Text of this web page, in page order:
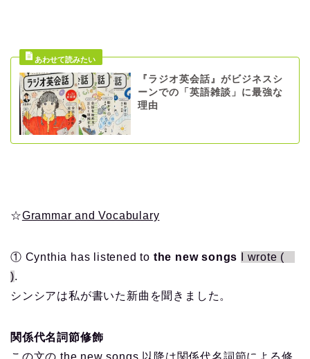
『ラジオ英会話』がビジネスシ
ーンでの「英語雑談」に最強な
理由
☆Grammar and Vocabulary
① Cynthia has listened to the new songs
I wrote (
).
シンシアは私が書いた新曲を聞きました。
関係代名詞節修飾